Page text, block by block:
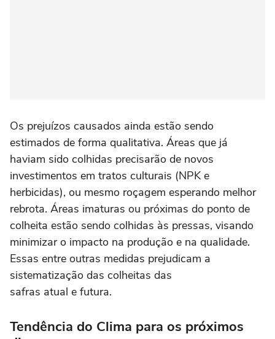
Os prejuízos causados ainda estão sendo
estimados de forma qualitativa. Áreas que já
haviam sido colhidas precisarão de novos
investimentos em tratos culturais (NPK e
herbicidas), ou mesmo roçagem esperando melhor
rebrota. Áreas imaturas ou próximas do ponto de
colheita estão sendo colhidas às pressas, visando
minimizar o impacto na produção e na qualidade.
Essas entre outras medidas prejudicam a
sistematização das colheitas das
safras atual e futura.
Tendência do Clima para os próximos